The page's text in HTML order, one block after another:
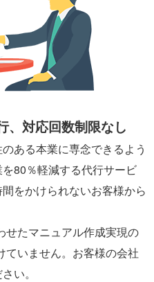
、対応回数制限なし
ある本業に専念できるよう
80％軽減する代行サービ
をかけられないお客様から
せたマニュアル作成実現の
ていません。お客様の会社
い。